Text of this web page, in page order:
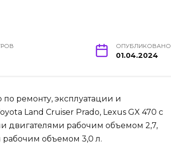
ОПУБЛИКОВАНО
01.04.2024
ремонту, эксплуатации и
Land Cruiser Prado, Lexus GX 470 с
двигателями рабочим объемом 2,7,
рабочим объемом 3,0 л.